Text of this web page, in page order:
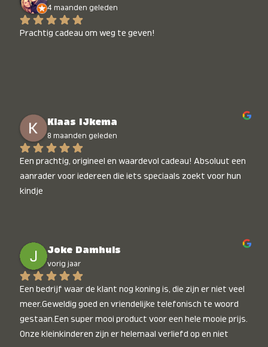
4 maanden geleden
Prachtig cadeau om weg te geven!
Klaas IJkema
8 maanden geleden
Een prachtig, origineel en waardevol cadeau! Absoluut een
aanrader voor iedereen die iets speciaals zoekt voor hun
kindje
Joke Damhuis
vorig jaar
Een bedrijf waar de klant nog koning is, die zijn er niet veel
meer.Geweldig goed en vriendelijke telefonisch te woord
gestaan.Een super mooi product voor een hele mooie prijs.
Onze kleinkinderen zijn er helemaal verliefd op en niet